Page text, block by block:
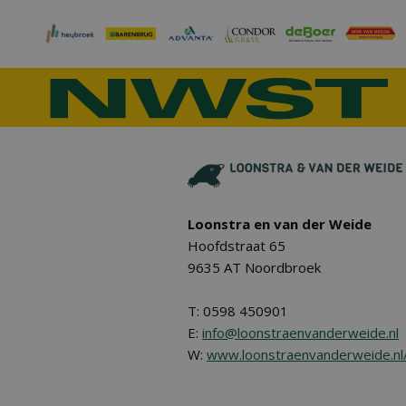
Loonstra en van der Weide
Hoofdstraat 65
9635 AT Noordbroek
T: 0598 450901
E: info@loonstraenvanderweide.nl
W: